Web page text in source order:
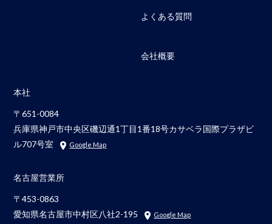
よくある質問
会社概要
本社
〒651-0084
兵庫県神戸市中央区磯辺通1丁目1番18号カサベラ国際プラザビ
ル707号室
Google Map
名古屋営業所
〒453-0863
愛知県名古屋市中村区八社2-195
Google Map